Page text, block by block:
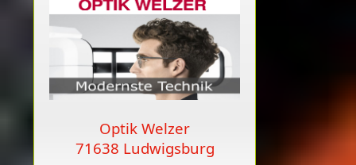
Optik Welzer
71638 Ludwigsburg